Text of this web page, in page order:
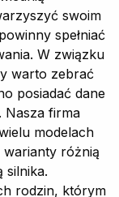
swoim
spełniać
W związku
warto zebrać
posiadać dane
Nasza firma
modelach
różnią
silnika.
rodzin, którym